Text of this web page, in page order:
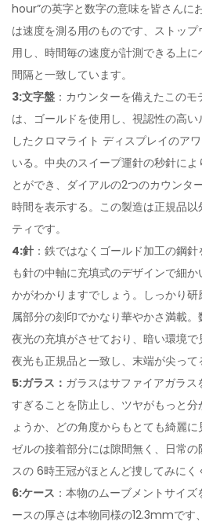
hour”の英字と数字の意味を皆さんに
は速度を測る用のものです、ストッ
用し、時間毎の速度が計測できる上
間隔と一致しています。
3:文字盤 ：カウンターを備えたこの
は、ゴールドを使用し、視認性の高
したクロマライト ディスプレイのア
いる。中央のスイープ運針の秒針に
とができ、ダイアルの2つのカウンタ
時間を表示する。この製造は正規品
ティです。
4:針 ：鉄ではなくゴールド加工の鋼
も針の中軸に充填式のデザインで細
かがわかりますでしょう。しっかり
属部分の刻印でかなり華やかさ満載
夜光の充填がさせており、暗い環境で
夜光も正規品と一致し、末端が尖って
5:ガラス： ガラスはサファイアガラ
すぎることを防止し、ツヤがもっと
ょうか、どの角度からもとても綺麗
ゼルの接着部分には隙間無く、日常
スの 6時王冠がほとんど捜してみにく
6:ケース ：本物のムーブメントサイ
ースの厚さは本物同様の12.3mmです